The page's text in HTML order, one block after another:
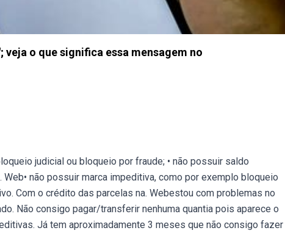
o que significa essa mensagem no
judicial ou bloqueio por fraude; • não possuir saldo
não possuir marca impeditiva, como por exemplo bloqueio
Com o crédito das parcelas na. Webestou com problemas no
Não consigo pagar/transferir nenhuma quantia pois aparece o
Já tem aproximadamente 3 meses que não consigo fazer